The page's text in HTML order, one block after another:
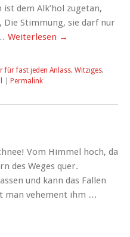
dem Alk’hol zugetan,
Stimmung, sie darf nur
Weiterlesen →
für fast jeden Anlass, Witziges,
Permalink
Vom Himmel hoch, da
des Weges quer.
und kann das Fallen
man vehement ihm …